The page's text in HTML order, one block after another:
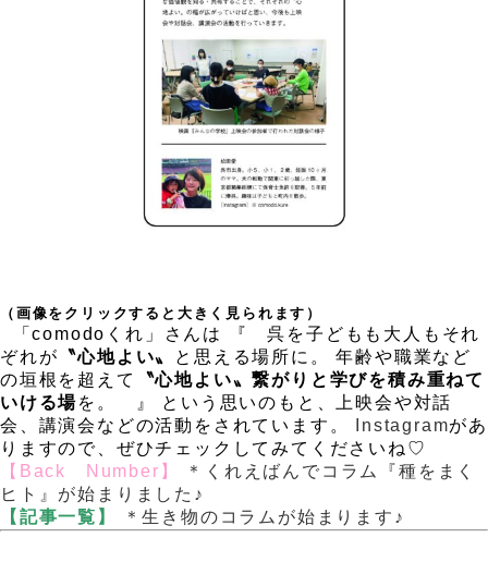
（画像をクリックすると大きく見られます）
「comodoくれ」さんは 『 呉を子どもも大人もそれ
ぞれが 〝心地よい〟
と思える場所に。 年齢や職業など
の垣根を超えて
〝心地よい〟繋がりと学びを積み重ねて
いける場を。 』 という思いのもと、上映会や対話
会、講演会などの活動をされています。
Instagramがあ
りますので、ぜひチェックしてみてくださいね♡
【Back Number】
＊くれえばんでコラム『種をまく
ヒト』が始まりました♪
【記事一覧】
＊生き物のコラムが始まります♪